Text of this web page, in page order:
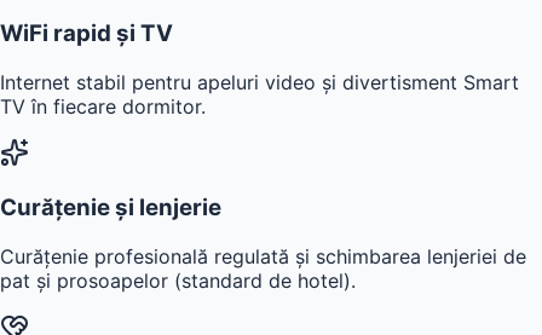
WiFi rapid și TV
Internet stabil pentru apeluri video și divertisment Smart
TV în fiecare dormitor.
Curățenie și lenjerie
Curățenie profesională regulată și schimbarea lenjeriei de
pat și prosoapelor (standard de hotel).